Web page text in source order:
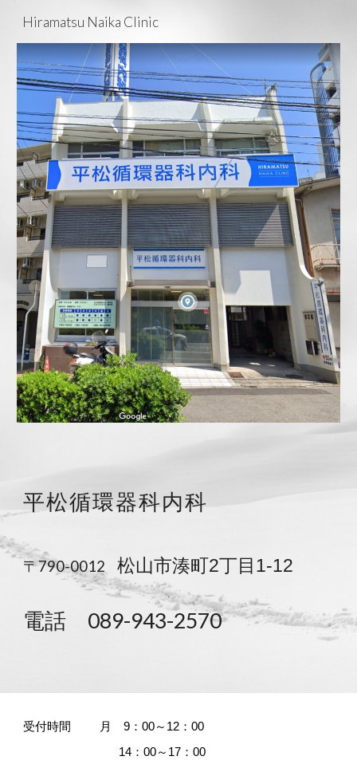
Skip to main content
Hiramatsu Naika Clinic
平松循環器科内科
〒790-0012 松山市湊町2丁目1-12
電話 089-943-2570
受付時間
月 9：00～12：00
14 ：00～17 ：00